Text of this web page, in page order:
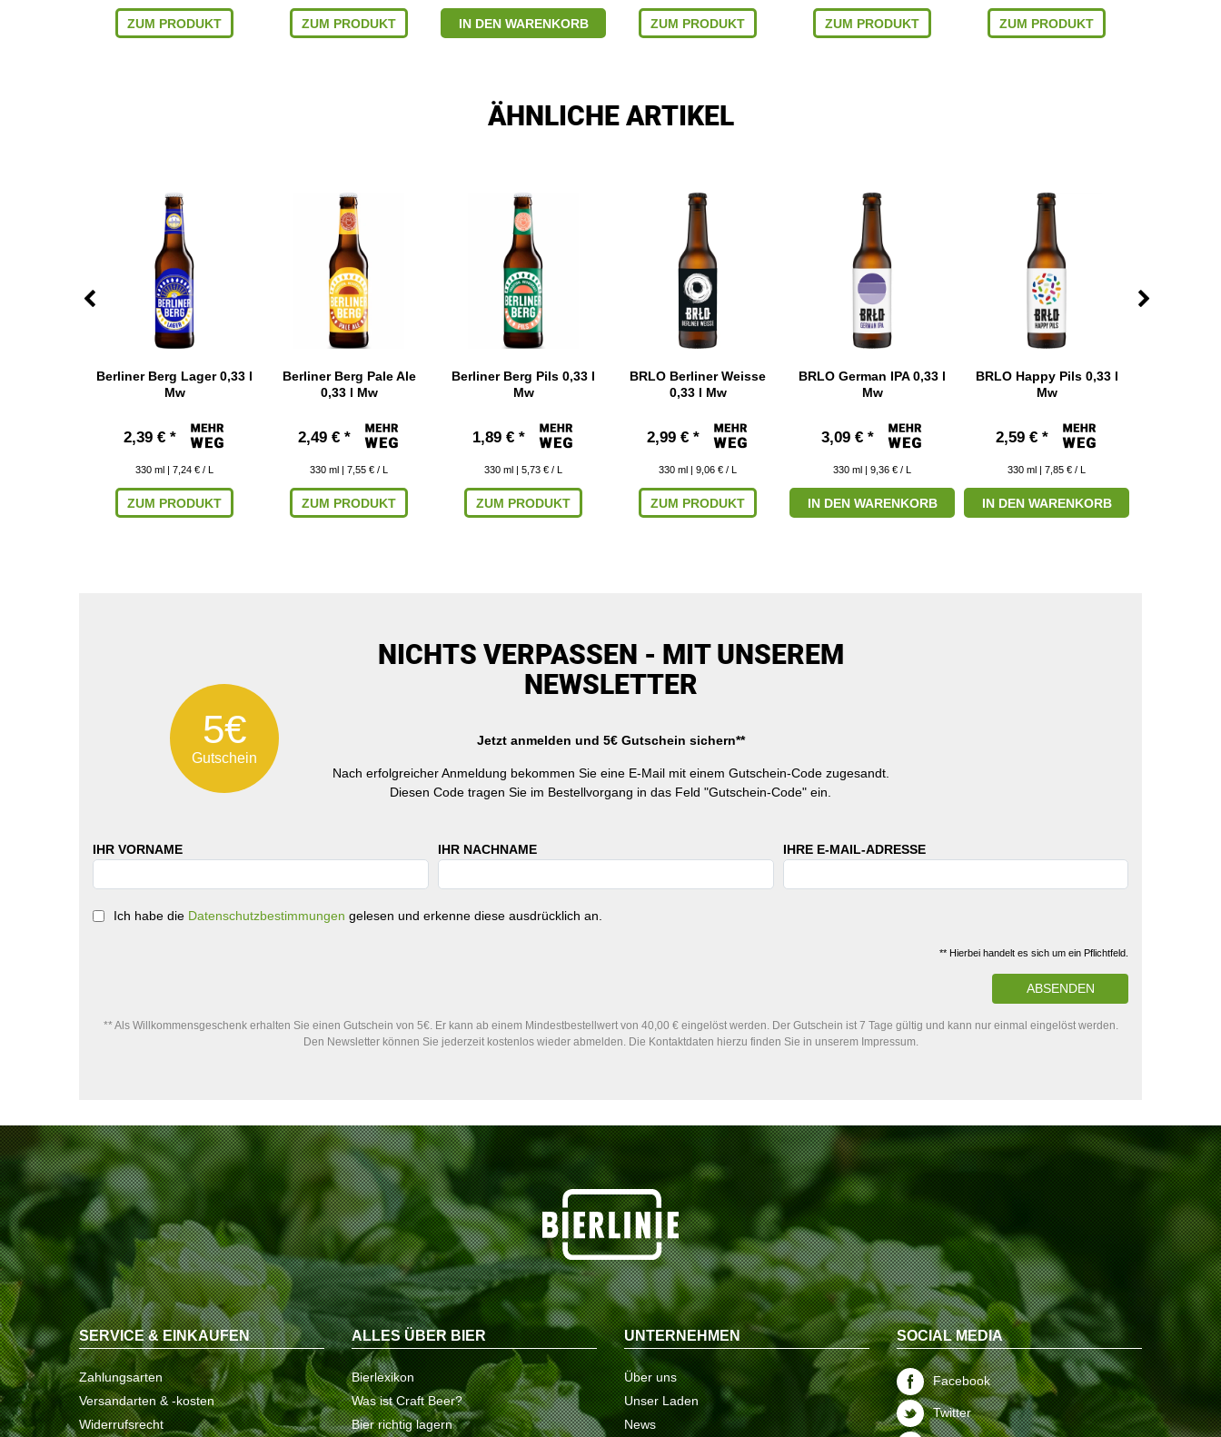
ZUM PRODUKT ZUM PRODUKT IN DEN WARENKORB ZUM PRODUKT ZUM PRODUKT ZUM PRODUKT
ÄHNLICHE ARTIKEL
Berliner Berg Lager 0,33 l
Mw
2,39 € *
330 ml | 7,24 € / L
ZUM PRODUKT
Berliner Berg Pale Ale
0,33 l Mw
2,49 € *
330 ml | 7,55 € / L
ZUM PRODUKT
Berliner Berg Pils 0,33 l
Mw
1,89 € *
330 ml | 5,73 € / L
ZUM PRODUKT
BRLO Berliner Weisse
0,33 l Mw
2,99 € *
330 ml | 9,06 € / L
ZUM PRODUKT
BRLO German IPA 0,33 l
Mw
3,09 € *
330 ml | 9,36 € / L
IN DEN WARENKORB
BRLO Happy Pils 0,33 l
Mw
2,59 € *
330 ml | 7,85 € / L
IN DEN WARENKORB
5€
Gutschein
NICHTS VERPASSEN - MIT UNSEREM
NEWSLETTER
Jetzt anmelden und 5€ Gutschein sichern**
Nach erfolgreicher Anmeldung bekommen Sie eine E-Mail mit einem Gutschein-Code zugesandt.
Diesen Code tragen Sie im Bestellvorgang in das Feld "Gutschein-Code" ein.
IHR VORNAME IHR NACHNAME IHRE E-MAIL-ADRESSE
Ich habe die Datenschutzbestimmungen gelesen und erkenne diese ausdrücklich an.
** Hierbei handelt es sich um ein Pflichtfeld.
ABSENDEN
** Als Willkommensgeschenk erhalten Sie einen Gutschein von 5€. Er kann ab einem Mindestbestellwert von 40,00 € eingelöst werden. Der Gutschein ist 7 Tage gültig und kann nur einmal eingelöst werden.
Den Newsletter können Sie jederzeit kostenlos wieder abmelden. Die Kontaktdaten hierzu finden Sie in unserem Impressum.
SERVICE & EINKAUFEN
Zahlungsarten
Versandarten & -kosten
Widerrufsrecht
ALLES ÜBER BIER
Bierlexikon
Was ist Craft Beer?
Bier richtig lagern
UNTERNEHMEN
Über uns
Unser Laden
News
SOCIAL MEDIA
Facebook
Twitter